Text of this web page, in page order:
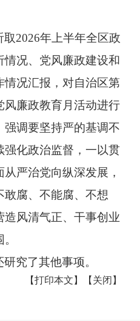
取2026年上半年全区政
情况、党风廉政建设和
情况汇报，对自治区第
风廉政教育月活动进行
强调要坚持严的基调不
强化政治监督，一以贯
从严治党向纵深发展，
敢腐、不能腐、不想
造风清气正、干事创业
研究了其他事项。
【打印本文】
【关闭】